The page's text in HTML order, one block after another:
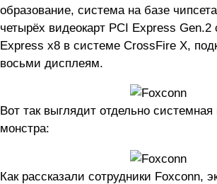
образование, система на базе
четырёх видеокарт PCI Express
Express x8 в системе CrossFire X,
восьми дисплеям.
Вот так выглядит отдельно системная
монстра:
Как рассказали сотрудники Foxconn,